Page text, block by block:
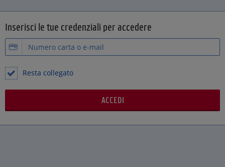
Inserisci le tue credenziali per accedere
Resta collegato